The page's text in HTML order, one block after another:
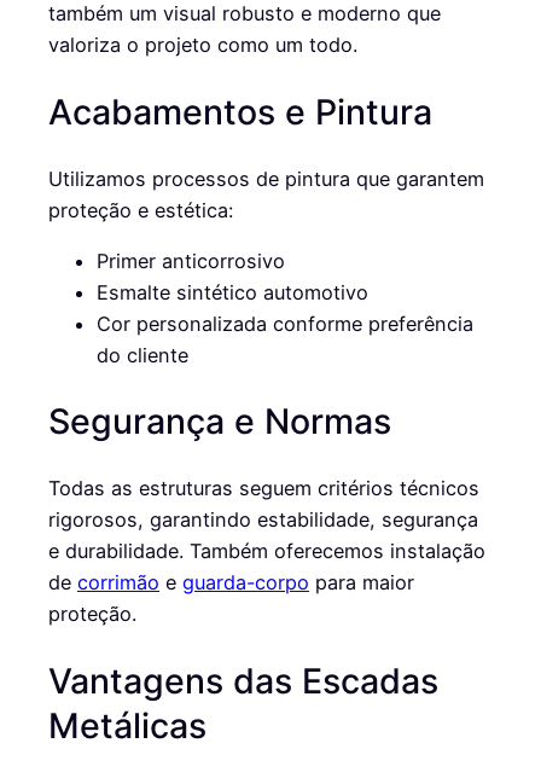
também um visual robusto e moderno que
valoriza o projeto como um todo.
Acabamentos e Pintura
Utilizamos processos de pintura que garantem
proteção e estética:
Primer anticorrosivo
Esmalte sintético automotivo
Cor personalizada conforme preferência
do cliente
Segurança e Normas
Todas as estruturas seguem critérios técnicos
rigorosos, garantindo estabilidade, segurança
e durabilidade. Também oferecemos instalação
de corrimão e guarda-corpo para maior
proteção.
Vantagens das Escadas
Metálicas